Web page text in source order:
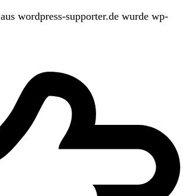
aus wordpress-supporter.de wurde wp-